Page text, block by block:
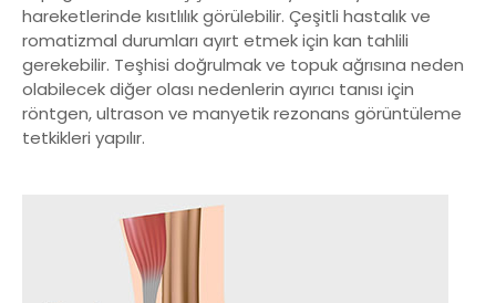
hareketlerinde kısıtlılık görülebilir. Çeşitli hastalık ve
romatizmal durumları ayırt etmek için kan tahlili
gerekebilir. Teşhisi doğrulmak ve topuk ağrısına neden
olabilecek diğer olası nedenlerin ayırıcı tanısı için
röntgen, ultrason ve manyetik rezonans görüntüleme
tetkikleri yapılır.